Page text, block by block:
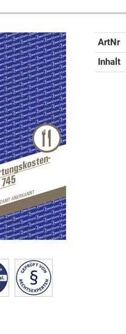
ArtNr
Inhalt